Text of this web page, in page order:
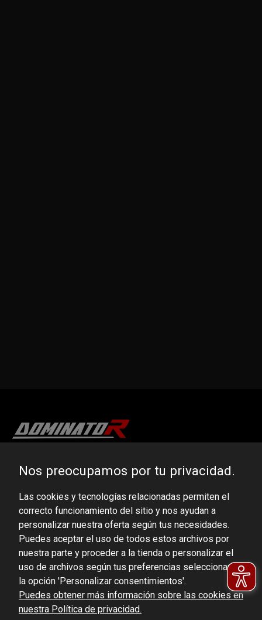
DOMINATOR GROUP Sp. z o.o.
VAT ID No.: 6521751083
dominator@dominator.pl
© Copyright 2022 | Dominator Group Sp. z o. o.
Nos preocupamos por tu privacidad.
Las cookies y tecnologías relacionadas permiten el
correcto funcionamiento del sitio y nos ayudan a
personalizar nuestra oferta según tus necesidades.
Puedes aceptar el uso de todos estos archivos por
nuestra parte y proceder a la tienda o personalizar el
uso de archivos según tus preferencias seleccionando
la opción 'Personalizar consentimientos'.
Puedes obtener más información sobre las cookies en
nuestra Política de privacidad.